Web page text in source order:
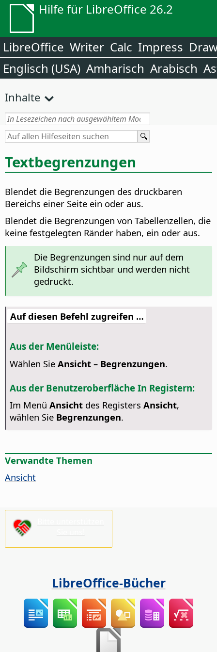
Hilfe für LibreOffice 26.2
LibreOffice Writer Calc Impress
Englisch (USA) Amharisch Arabisch
Inhalte
Textbegrenzungen
Blendet die Begrenzungen des druckbaren
Bereichs einer Seite ein oder aus.
Blendet die Begrenzungen von Tabellenzellen, die
keine festgelegten Ränder haben, ein oder aus.
Die Begrenzungen sind nur auf dem
Bildschirm sichtbar und werden nicht
gedruckt.
Auf diesen Befehl zugreifen …
Aus der Menüleiste:
Wählen Sie Ansicht – Begrenzungen.
Aus der Benutzeroberfläche In Registern:
Im Menü Ansichtdes Registers Ansicht,
wählen Sie Begrenzungen.
Verwandte Themen
Ansicht
LibreOffice-Bücher